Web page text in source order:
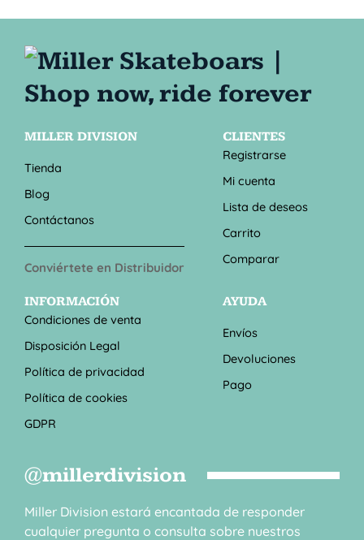
MILLER DIVISION
Tienda
Blog
Contáctanos
Conviértete en Distribuidor
CLIENTES
Registrarse
Mi cuenta
Lista de deseos
Carrito
Comparar
INFORMACIÓN
Condiciones de venta
Disposición Legal
Política de privacidad
Política de cookies
GDPR
AYUDA
Envíos
Devoluciones
Pago
@millerdivision
Miller Division estará encantada de responder
cualquier pregunta o consulta sobre nuestros